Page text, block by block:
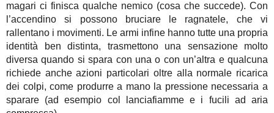
magari ci finisca qualche nemico (cosa che succede). Con
l’accendino si possono bruciare le ragnatele, che vi
rallentano i movimenti. Le armi infine hanno tutte una propria
identità ben distinta, trasmettono una sensazione molto
diversa quando si spara con una o con un’altra e qualcuna
richiede anche azioni particolari oltre alla normale ricarica
dei colpi, come produrre a mano la pressione necessaria a
sparare (ad esempio col lanciafiamme e i fucili ad aria